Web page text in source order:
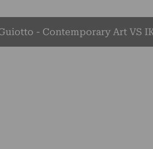
- Contemporary Art VS